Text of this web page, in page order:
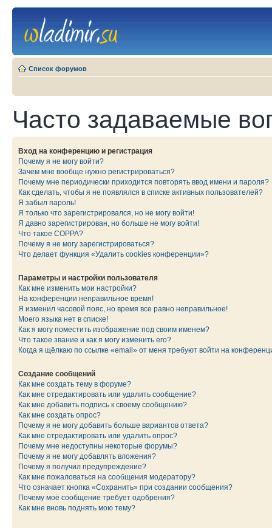
Список форумов
Часто задаваемые
Вход на конференцию и регистрация
Почему я не могу войти?
Зачем мне вообще нужно регистрироваться?
Почему мне периодически приходится повторять ввод имени и пароля?
Как сделать, чтобы я не появлялся в списке активных пользователей?
Я забыл пароль!
Я только что зарегистрировался, но не могу войти!
Я давно зарегистрирован, но больше не могу войти!
Что такое COPPA?
Почему я не могу зарегистрироваться?
Что делает функция «Удалить cookies конференции»?
Параметры и настройки пользователя
Как мне изменить мои настройки?
На конференции неправильное время!
Я изменил часовой пояс, но время все равно неправильное!
Моего языка нет в списке!
Как я могу поместить изображение под своим именем?
Что такое звание и как я могу изменить его?
Когда я щёлкаю по ссылке «email» от меня требуют войти на
Создание сообщений
Как мне создать тему в форуме?
Как мне отредактировать или удалить сообщение?
Как мне добавить подпись к своему сообщению?
Как мне создать опрос?
Почему я не могу добавить больше вариантов ответа?
Как мне отредактировать или удалить опрос?
Почему мне недоступны некоторые форумы?
Почему я не могу добавлять вложения?
Почему я получил предупреждение?
Как мне пожаловаться на сообщения модератору?
Что означает кнопка «Сохранить» при создании сообщения?
Почему моё сообщение требует одобрения?
Как мне вновь поднять мою тему?